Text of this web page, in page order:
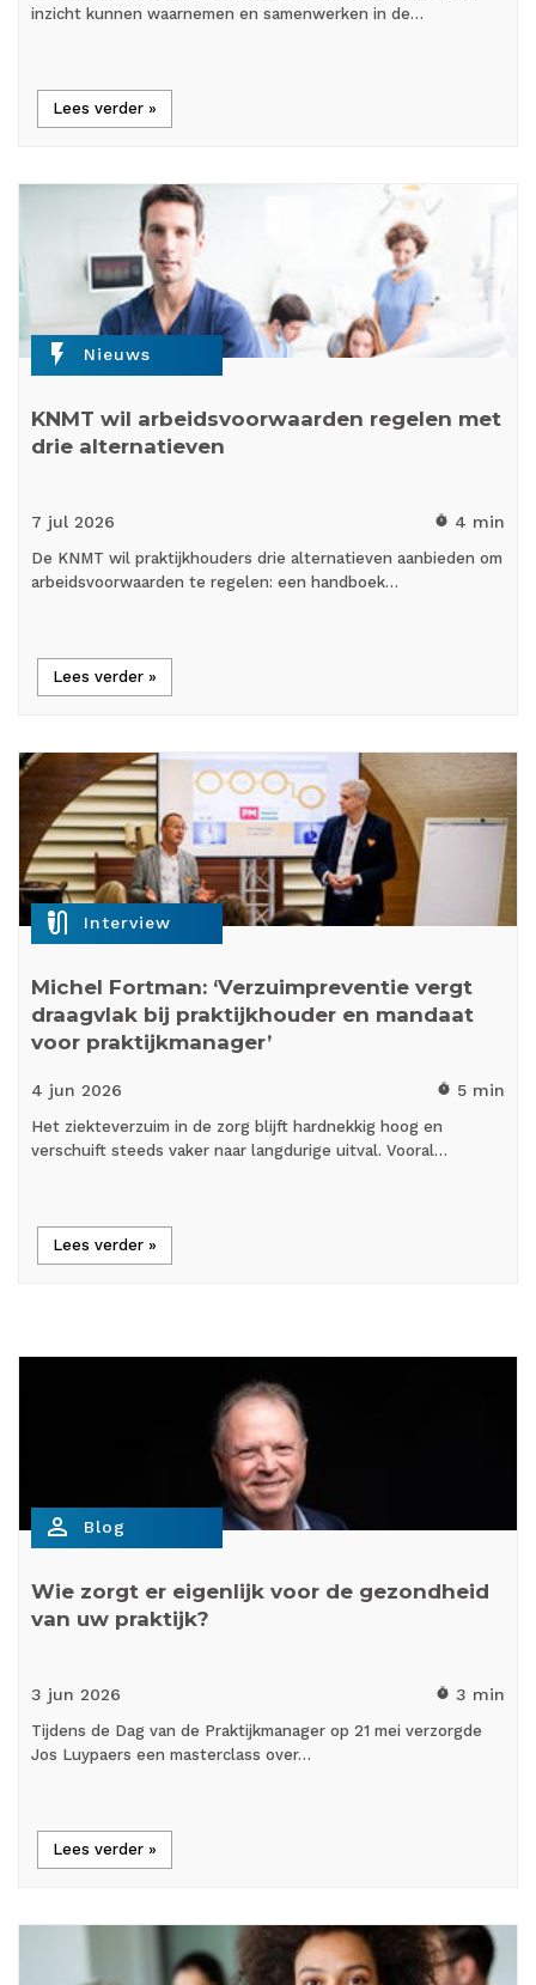
inzicht kunnen waarnemen en samenwerken in de…
Lees verder »
flash_on Nieuws
KNMT wil arbeidsvoorwaarden regelen met
drie alternatieven
7 jul 2026 timer 4 min
De KNMT wil praktijkhouders drie alternatieven aanbieden om
arbeidsvoorwaarden te regelen: een handboek…
Lees verder »
mic_external_on Interview
Michel Fortman: ‘Verzuimpreventie vergt
draagvlak bij praktijkhouder en mandaat
voor praktijkmanager’
4 jun 2026 timer 5 min
Het ziekteverzuim in de zorg blijft hardnekkig hoog en
verschuift steeds vaker naar langdurige uitval. Vooral…
Lees verder »
person_outline Blog
Wie zorgt er eigenlijk voor de gezondheid
van uw praktijk?
3 jun 2026 timer 3 min
Tijdens de Dag van de Praktijkmanager op 21 mei verzorgde
Jos Luypaers een masterclass over…
Lees verder »